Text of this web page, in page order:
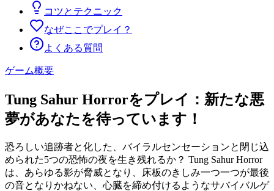
コツとテクニック
なぜここでプレイ？
よくある質問
ゲーム概要
Tung Sahur Horrorをプレイ：新たな悪
夢があなたを待っています！
恐ろしい追跡者と化した、バイラルセンセーションと閉じ込
められた5つの恐怖の夜を生き残れるか？ Tung Sahur Horror
は、あらゆる影が脅威となり、床板のきしみ一つ一つが最後
の音となりかねない、心臓を締め付けるようなサバイバルゲ